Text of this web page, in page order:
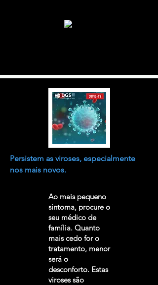
Persistem as viroses, especialmente
nos mais novos.
Ao mais pequeno
sintoma, procure o
seu médico de
família. Quanto
mais cedo for o
tratamento, menor
será o
desconforto. Estas
viroses são